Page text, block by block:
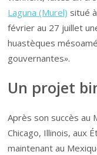
Laguna (Murel) situé
février au 27 juillet
huastèques
gouvernantes».
Un projet
Après son succès au
Chicago, Illinois, aux
maintenant au